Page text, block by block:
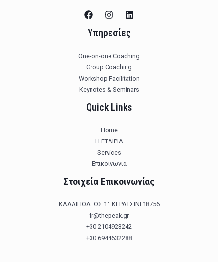
Υπηρεσίες
One-on-one Coaching
Group Coaching
Workshop Facilitation
Keynotes & Seminars
Quick Links
Home
Η ΕΤΑΙΡΙΑ
Services
Επικοινωνία
Στοιχεία Επικοινωνίας
ΚΑΛΛΙΠΟΛΕΩΣ 11 ΚΕΡΑΤΣΙΝΙ 18756
fr@thepeak.gr
+30 2104923242
+30 6944632288